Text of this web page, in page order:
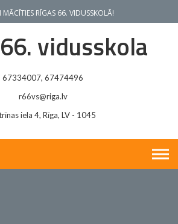
RĪGAS 66. VIDUSSKOLĀ!
vidusskola
67334007, 67474496
r66vs@riga.lv
iela 4, Rīga, LV - 1045